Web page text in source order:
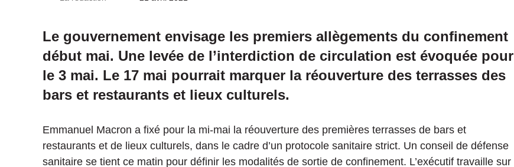
Le gouvernement envisage les premiers allègements du confinement
début mai. Une levée de l’interdiction de circulation est évoquée pour
le 3 mai. Le 17 mai pourrait marquer la réouverture des terrasses des
bars et restaurants et lieux culturels.
Emmanuel Macron a fixé pour la mi-mai la réouverture des premières terrasses de bars et
restaurants et de lieux culturels, dans le cadre d’un protocole sanitaire strict. Un conseil de défense
sanitaire se tient ce matin pour définir les modalités de sortie de confinement. L’exécutif travaille sur